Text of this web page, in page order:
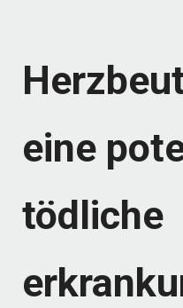
eine
tödliche